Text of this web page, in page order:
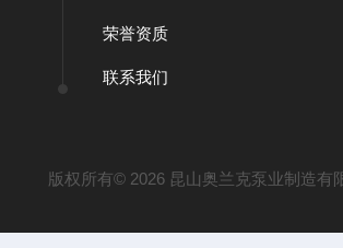
荣誉资质
联系我们
版权所有© 2026 昆山奥兰克泵业制造